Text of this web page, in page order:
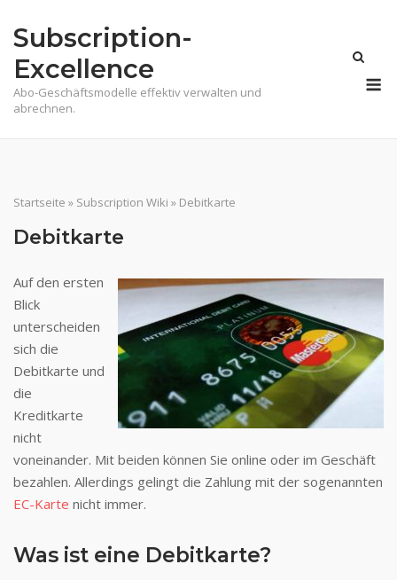
Subscription-
Excellence
Abo-Geschäftsmodelle effektiv verwalten und
abrechnen.
Startseite » Subscription Wiki » Debitkarte
Debitkarte
Auf den ersten
Blick
unterscheiden
sich die
Debitkarte und
die
Kreditkarte
nicht
voneinander. Mit beiden können Sie online oder im Geschäft
bezahlen. Allerdings gelingt die Zahlung mit der sogenannten
EC-Karte nicht immer.
Was ist eine Debitkarte?